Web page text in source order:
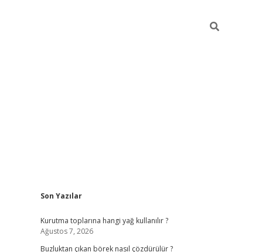
Sidebar
Son Yazılar
Kurutma toplarına hangi yağ kullanılır ?
Ağustos 7, 2026
Buzluktan çıkan börek nasıl çözdürülür ?